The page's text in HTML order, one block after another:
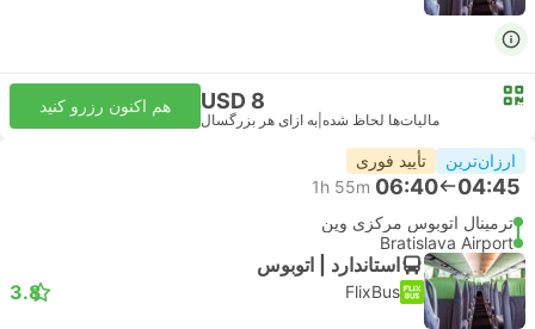
USD 8
مالیات‌ها لحاظ شده به ازای هر بزرگسال
هم اکنون رزرو کنید
ارزان‌ترین تأیید فوری
04:45
06:40
1h 55m
ترمینال اتوبوس مرکزی وین
Bratislava Airport
استاندارد | اتوبوس
FlixBus
3.8